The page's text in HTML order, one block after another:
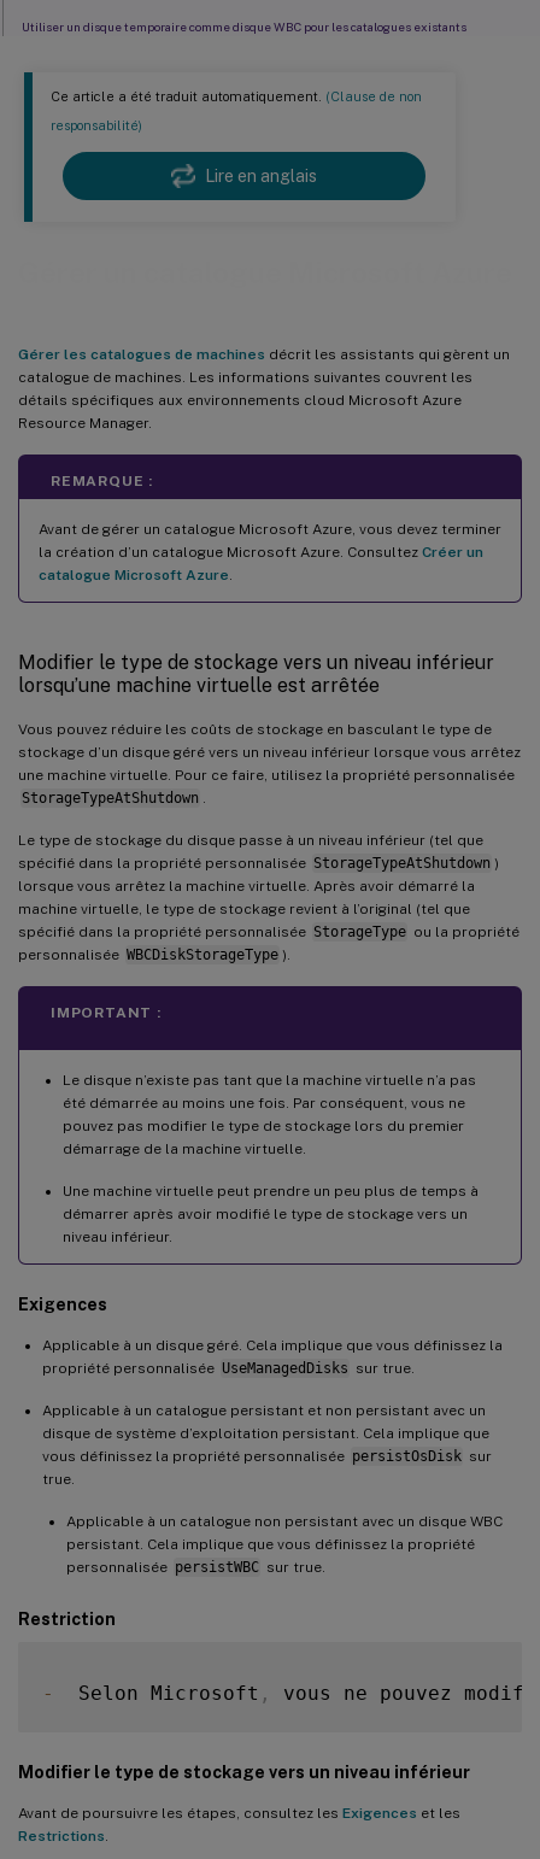
Ce article a été traduit automatiquement. (Clause de non
responsabilité)
Lire en anglais
Gérer les catalogues de machines décrit les assistants qui gèrent un
catalogue de machines. Les informations suivantes couvrent les
détails spécifiques aux environnements cloud Microsoft Azure
Resource Manager.
REMARQUE :
Avant de gérer un catalogue Microsoft Azure, vous devez terminer
la création d’un catalogue Microsoft Azure. Consultez Créer un
catalogue Microsoft Azure
Modifier le type de stockage vers un niveau inférieur
lorsqu’une machine virtuelle est arrêtée
Vous pouvez réduire les coûts de stockage en basculant le type de
stockage d’un disque géré vers un niveau inférieur lorsque vous arrêtez
une machine virtuelle. Pour ce faire, utilisez la propriété personnalisée
StorageTypeAtShutdown
Le type de stockage du disque passe à un niveau inférieur (tel que
spécifié dans la propriété personnalisée StorageTypeAtShutdown )
lorsque vous arrêtez la machine virtuelle. Après avoir démarré la
machine virtuelle, le type de stockage revient à l’original (tel que
spécifié dans la propriété personnalisée StorageType ou la propriété
personnalisée WBCDiskStorageType ).
IMPORTANT :
Le disque n’existe pas tant que la machine virtuelle n’a pas
été démarrée au moins une fois. Par conséquent, vous ne
pouvez pas modifier le type de stockage lors du premier
démarrage de la machine virtuelle.
Une machine virtuelle peut prendre un peu plus de temps à
démarrer après avoir modifié le type de stockage vers un
niveau inférieur.
Exigences
Applicable à un disque géré. Cela implique que vous définissez la
propriété personnalisée UseManagedDisks sur true.
Applicable à un catalogue persistant et non persistant avec un
disque de système d’exploitation persistant. Cela implique que
vous définissez la propriété personnalisée persistOsDisk sur
true.
Applicable à un catalogue non persistant avec un disque WBC
persistant. Cela implique que vous définissez la propriété
personnalisée persistWBC sur true.
Restriction
-
  Selon Microsoft
, vous ne pouvez
Modifier le type de stockage vers un niveau inférieur
Avant de poursuivre les étapes, consultez les Exigences et les
Restrictions
Utiliser un disque temporaire comme disque WBC pour les catalogues existants
système d’exploitation et la définition d’image de galerie
disques gérés, les instantanés, les VHD Azure et les modèles ARM
Cloner un catalogue MCS
Identifier les ressources créées par MCS